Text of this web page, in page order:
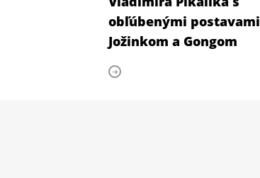
obľúbenými postavami
Jožinkom a Gongom